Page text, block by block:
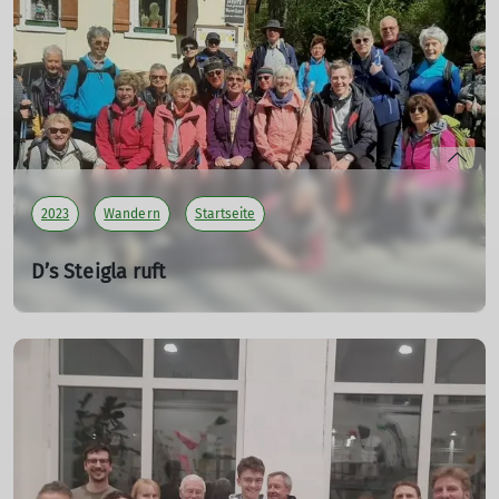
Wenn ich an das gestrige Anklettern der Jugend im
Steinicht zurückdenke, erscheint ein Lächeln auf meinem
Gesicht, denn es gab so viele schöne und erfüllende
Momente gestern.
mehr erfahren
2023 Wandern Startseite
D’s Steigla ruft
01.05.2023